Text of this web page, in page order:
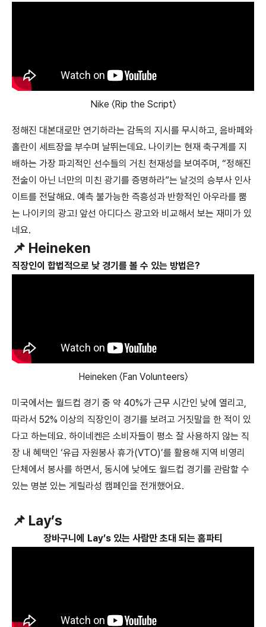
Nike 〈Rip the Script〉
정해진 대본대로만 연기하라는 감독의 지시를 무시하고, 음바페와
홀란이 세트장을 부수며 날뛰는데요. 나이키는 현재 축구계를 지
배하는 가장 파괴적인 선수들의 거친 천재성을 보여주며, “정해진
전술이 아닌 너만의 미친 광기를 증명하라”는 날것의 승부사 인사
이트를 전달해요. 예측 불가능한 즉흥성과 반항적인 아우라를 뿜
는 나이키의 광고! 앞선 아디다스 광고와 비교해서 보는 재미가 있
네요.
📌 Heineken
직장인이 합법적으로 낮 경기를 볼 수 있는 방법은?
Heineken 〈Fan Volunteers〉
미국에서는 월드컵 경기 중 약 40%가 근무 시간인 낮에 열리고,
따라서 52% 이상의 직장인이 경기를 보려고 거짓말을 한 적이 있
다고 하는데요. 하이네켄은 소비자들이 평소 잘 사용하지 않는 직
장 내 혜택인 ‘유급 자원봉사 휴가(VTO)’를 활용해 지역 비영리
단체에서 봉사를 하면서, 동시에 낮에도 월드컵 경기를 관람할 수
있는 명분 있는 게릴라성 캠페인을 전개했어요.
📌 Lay’s
장바구니에 Lay’s 있는 사람만 초대 되는 홈파티